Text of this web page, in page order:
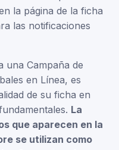
la página de la ficha
las notificaciones
una Campaña de
en Línea, es
de su ficha en
La
que aparecen en la
se utilizan como